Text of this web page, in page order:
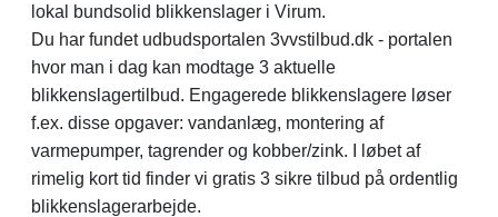
lokal bundsolid blikkenslager i Virum.
Du har fundet udbudsportalen 3vvstilbud.dk - portalen
hvor man i dag kan modtage 3 aktuelle
blikkenslagertilbud. Engagerede blikkenslagere løser
f.ex. disse opgaver: vandanlæg, montering af
varmepumper, tagrender og kobber/zink. I løbet af
rimelig kort tid finder vi gratis 3 sikre tilbud på ordentlig
blikkenslagerarbejde.